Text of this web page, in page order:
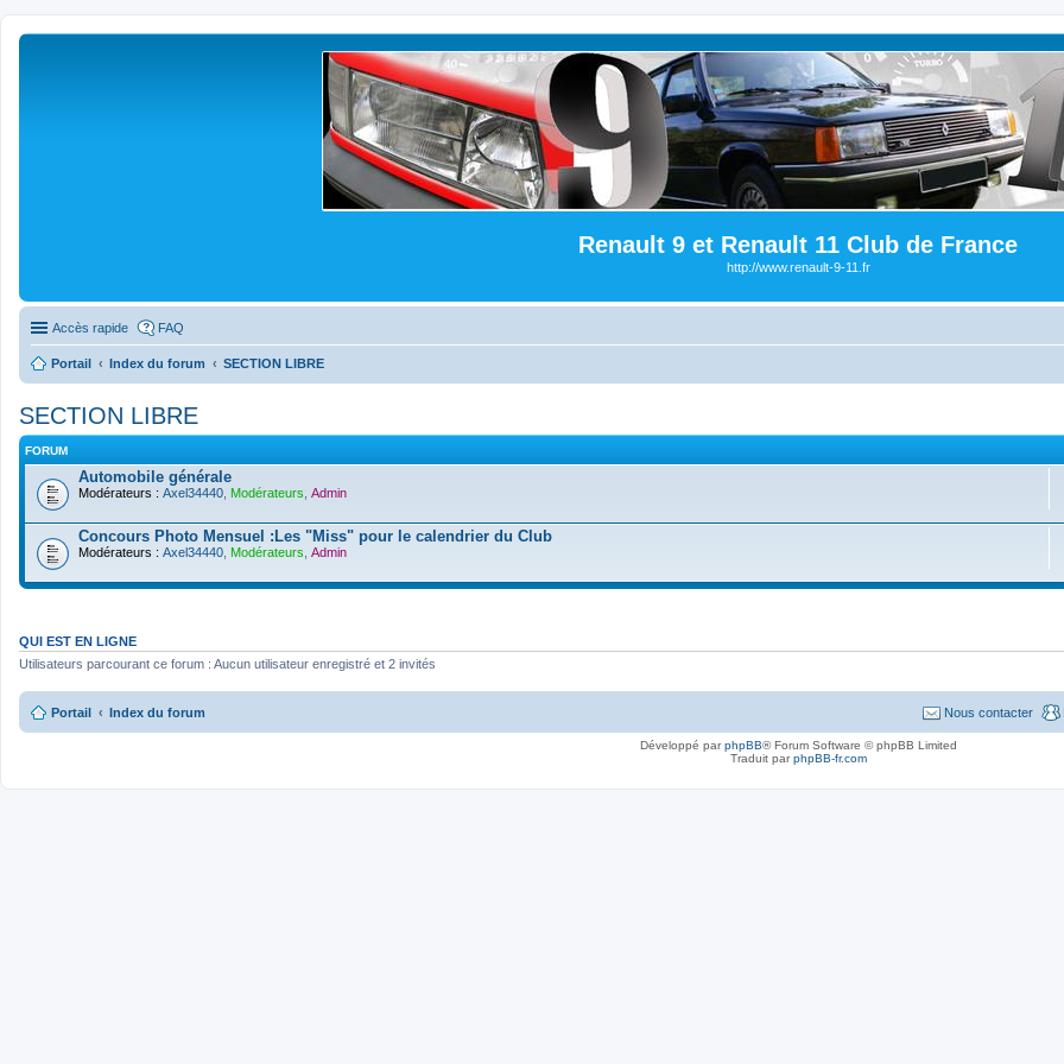
Renault 9 et Renault 11 Club de France
http://www.renault-9-11.fr
Accès rapide FAQ
Portail Index du forum SECTION LIBRE
SECTION LIBRE
FORUM
Automobile générale
Modérateurs : Axel34440 Modérateurs Admin
Concours Photo Mensuel :Les "Miss" pour le calendrier du Club
Modérateurs : Axel34440 Modérateurs Admin
QUI EST EN LIGNE
Utilisateurs parcourant ce forum : Aucun utilisateur enregistré et 2 invités
Portail Index du forum Nous contacter
Développé parphpBB® Forum Software © phpBB Limited
Traduit parphpBB-fr.com